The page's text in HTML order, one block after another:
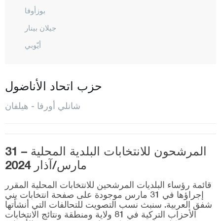
بوزأوفا
جيلان بينار
أيّوبي
هاليليه
كارا كوبرو
سيفريك
سوروش
فيران شهير
سيرت
حزب اتحاد الأناضول
شانلي أورفا - هيلفان
المرشحون للانتخابات البلدية المحلية – 31
مارس/آذار 2024
قائمة رؤساء البلديات المرشحين للانتخابات المحلية المقرر
إجراؤها في 31 مارس موجودة على صفحة انتخابات يني
شفق العربية. سنبث نسب التصويت للتحالفات التي أنشأتها
الأحزاب التركية في 81 ولاية ومنطقة ونتائج الانتخابات